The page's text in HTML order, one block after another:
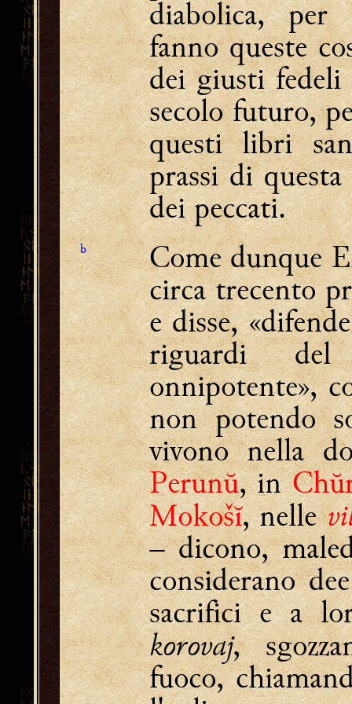
diabolica, per
fanno queste
dei giusti fedeli
secolo futuro,
questi libri
prassi di
dei peccati.
b
Come dunque
circa trecento
e disse,
riguardi
onnipotente»,
non potendo
vivono nella
Perunŭ, in
Mokošĭ, nelle
– dicono,
considerano
sacrifici e a
korovaj,
fuoco,